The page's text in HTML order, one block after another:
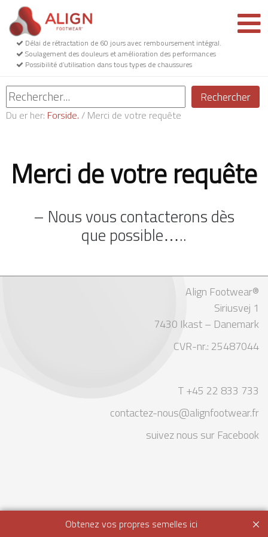
Délai de rétractation de 60 jours avec remboursement intégral.
Soulagement des douleurs et amélioration des performances
Possibilité d’utilisation dans tous types de chaussures
Rechercher
Du er her: Forside. / Merci de votre requête
Merci de votre requête
– Nous vous contacterons dès
que possible…..
Align Footwear®
Siriusvej 1
7430 Ikast – Danemark
CVR-nr.: 25487044
T +45 22 833 733
contactez-nous@alignfootwear.fr
suivez nous sur Facebook
Obtenez vos propres semelles ici